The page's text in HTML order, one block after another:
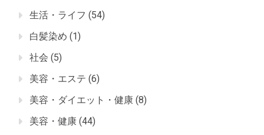
生活・ライフ (54)
白髪染め (1)
社会 (5)
美容・エステ (6)
美容・ダイエット・健康 (8)
美容・健康 (44)